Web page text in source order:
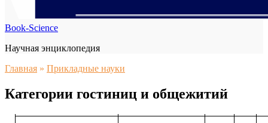
Book-Science
Научная энциклопедия
Главная » Прикладные науки
Категории гостиниц и общежитий